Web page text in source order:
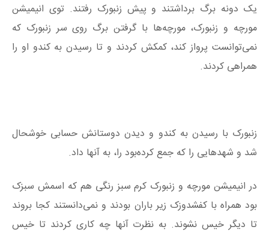
یک دونه برگ برداشتند و پیش زنبورک رفتند. توی انیمیشن
مورچه و زنبورک، مورچه‌ها با گرفتن برگ روی سر زنبورک که
نمی‌توانست پرواز کند، کمکش کردند و تا رسیدن به کندو او را
همراهی کردند.
زنبورک با رسیدن به کندو و دیدن دوستانش حسابی خوشحال
شد و شهدهایی را که جمع کرده‌بود را، به آنها داد.
در انیمیشن مورچه و زنبورک کرم سبز رنگی هم که اسمش سبزک
بود همراه با کفشدوزک زیر باران بودند و نمی‌دانستند کجا بروند
تا دیگر خیس نشوند. به نظرت آنها چه کاری کردند تا خیس